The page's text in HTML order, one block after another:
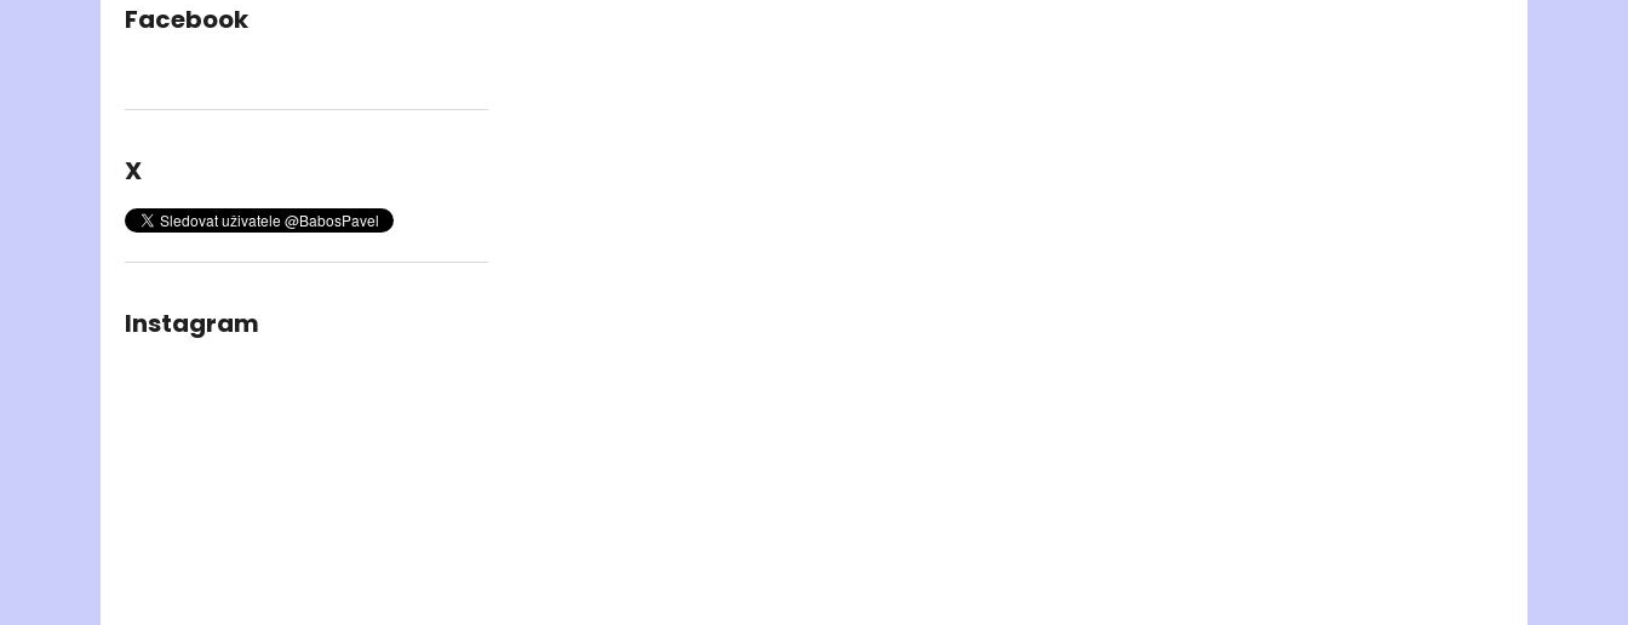
Facebook
X
Instagram